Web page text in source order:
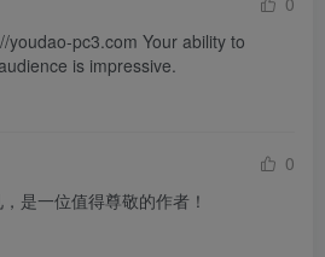
youdao-pc3.com Your ability to
is impressive.
0
是一位值得尊敬的作者！